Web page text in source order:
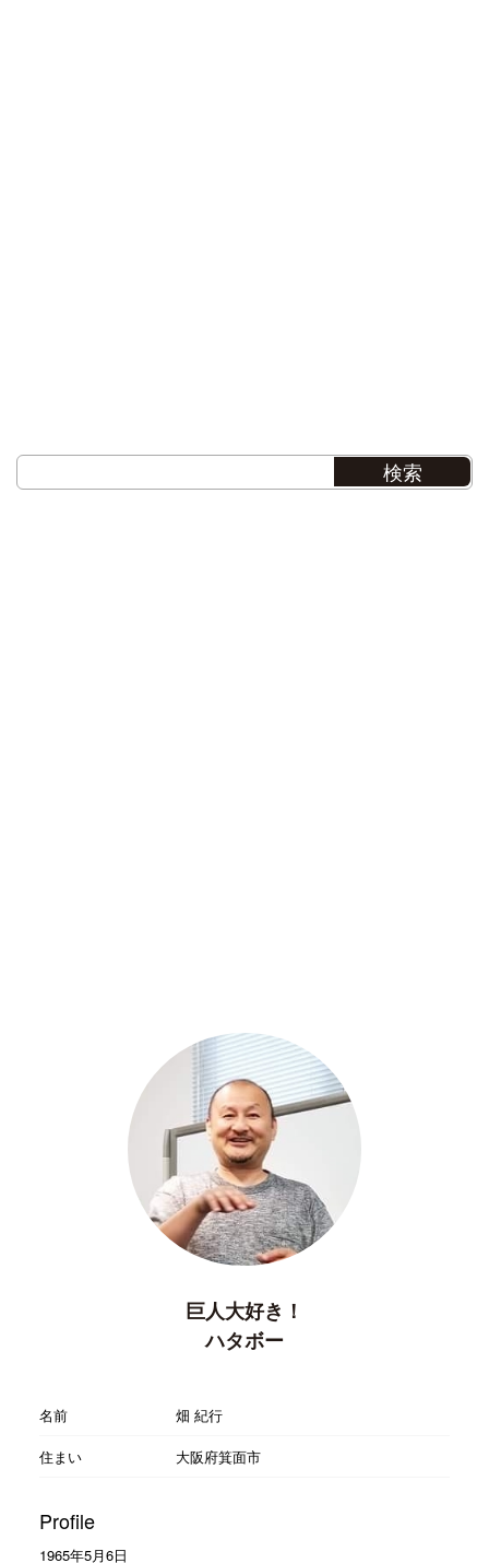
巨人大好き！
ハタボー
名前
畑 紀行
住まい
大阪府箕面市
Profile
1965年5月6日